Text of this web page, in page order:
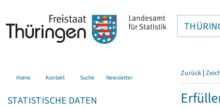
Home Kontakt Suche Newsletter
STATISTISCHE DATEN
Zurück |